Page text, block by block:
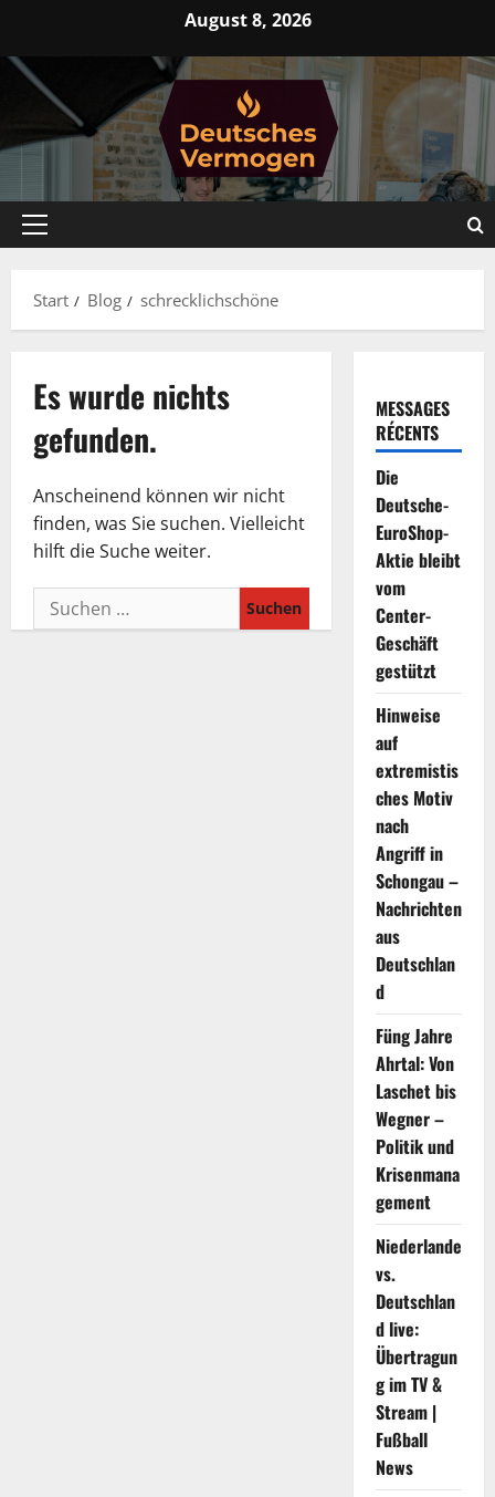
springen
August 8, 2026
Primäres
Start
Blog schrecklichschöne
Es wurde nichts
gefunden.
Anscheinend können wir nicht
finden, was Sie suchen. Vielleicht
hilft die Suche weiter.
Suchen
nach:
MESSAGES
RÉCENTS
Die
Deutsche-
EuroShop-
Aktie bleibt
vom
Center-
Geschäft
gestützt
Hinweise
auf
extremistis
ches Motiv
nach
Angriff in
Schongau –
Nachrichten
aus
Deutschlan
d
Füng Jahre
Ahrtal: Von
Laschet bis
Wegner –
Politik und
Krisenmana
gement
Niederlande
vs.
Deutschlan
d live:
Übertragun
g im TV &
Stream |
Fußball
News